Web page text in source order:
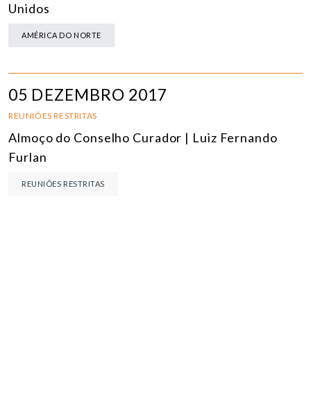
Unidos
AMÉRICA DO NORTE
05 DEZEMBRO 2017
REUNIÕES RESTRITAS
Almoço do Conselho Curador | Luiz Fernando
Furlan
REUNIÕES RESTRITAS